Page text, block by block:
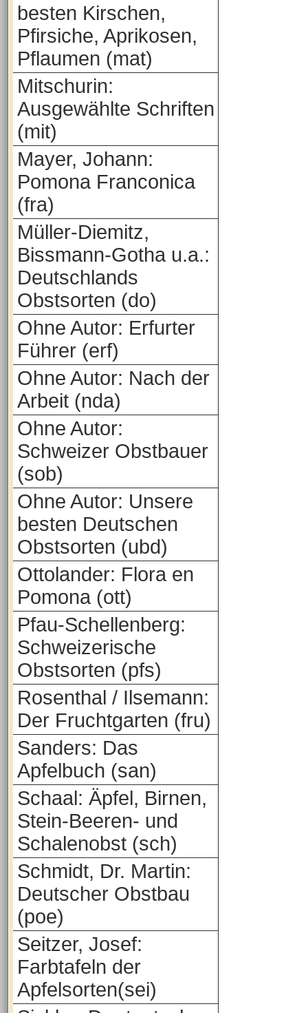
besten Kirschen,
Pfirsiche, Aprikosen,
Pflaumen (mat)
Mitschurin:
Ausgewählte Schriften
(mit)
Mayer, Johann:
Pomona Franconica
(fra)
Müller-Diemitz,
Bissmann-Gotha u.a.:
Deutschlands
Obstsorten (do)
Ohne Autor: Erfurter
Führer (erf)
Ohne Autor: Nach der
Arbeit (nda)
Ohne Autor:
Schweizer Obstbauer
(sob)
Ohne Autor: Unsere
besten Deutschen
Obstsorten (ubd)
Ottolander: Flora en
Pomona (ott)
Pfau-Schellenberg:
Schweizerische
Obstsorten (pfs)
Rosenthal / Ilsemann:
Der Fruchtgarten (fru)
Sanders: Das
Apfelbuch (san)
Schaal: Äpfel, Birnen,
Stein-Beeren- und
Schalenobst (sch)
Schmidt, Dr. Martin:
Deutscher Obstbau
(poe)
Seitzer, Josef:
Farbtafeln der
Apfelsorten(sei)